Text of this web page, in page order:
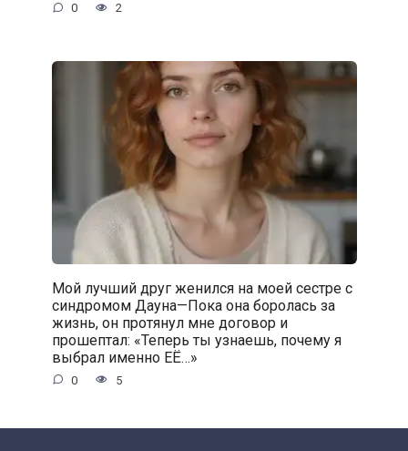
0 2
Мой лучший друг женился на моей сестре с
синдромом Дауна—Пока она боролась за
жизнь, он протянул мне договор и
прошептал: «Теперь ты узнаешь, почему я
выбрал именно ЕЁ…»
0 5